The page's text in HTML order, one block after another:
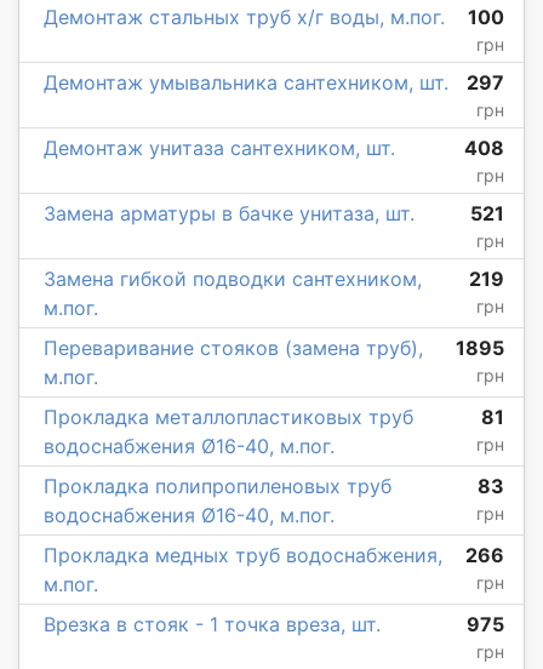
Демонтаж стальных труб х/г воды, м.пог. 100
грн
Демонтаж умывальника сантехником, шт. 297
грн
Демонтаж унитаза сантехником, шт. 408
грн
Замена арматуры в бачке унитаза, шт. 521
грн
Замена гибкой подводки сантехником,
м.пог.
219
грн
Переваривание стояков (замена труб),
м.пог.
1895
грн
Прокладка металлопластиковых труб
водоснабжения Ø16-40, м.пог.
81
грн
Прокладка полипропиленовых труб
водоснабжения Ø16-40, м.пог.
83
грн
Прокладка медных труб водоснабжения,
м.пог.
266
грн
Врезка в стояк - 1 точка вреза, шт. 975
грн